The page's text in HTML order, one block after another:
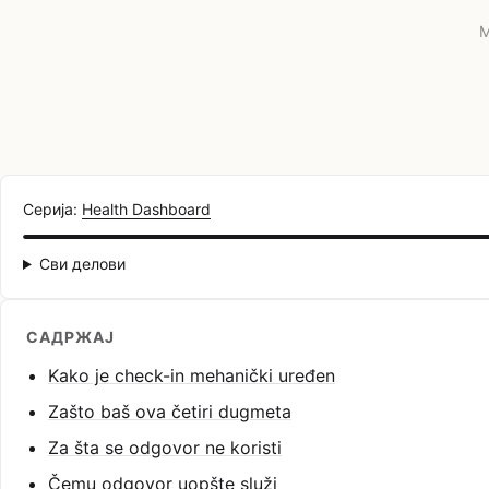
Серија: Health Dashboard
Сви делови
САДРЖАЈ
Kako je check-in mehanički uređen
Zašto baš ova četiri dugmeta
Za šta se odgovor ne koristi
Čemu odgovor uopšte služi